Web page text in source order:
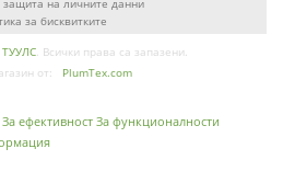
защита на личните данни
за бисквитките
. Всички права са запазени.
от:
PlumTex.com
За ефективност За функционалности